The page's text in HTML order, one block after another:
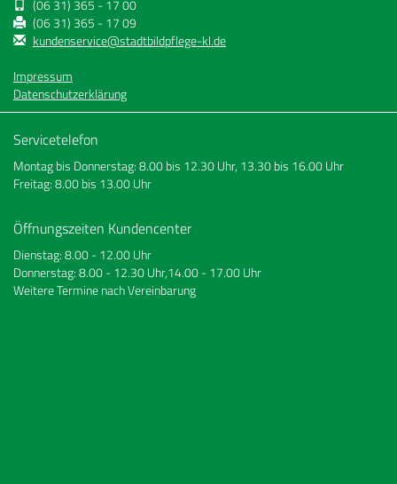
(06 31) 365 - 17 00
(06 31) 365 - 17 09
kundenservice@stadtbildpflege-kl.de
Impressum
Datenschutzerklärung
Servicetelefon
Montag bis Donnerstag: 8.00 bis 12.30 Uhr, 13.30 bis 16.00 Uhr
Freitag: 8.00 bis 13.00 Uhr
Öffnungszeiten Kundencenter
Dienstag: 8.00 - 12.00 Uhr
Donnerstag: 8.00 - 12.30 Uhr,14.00 - 17.00 Uhr
Weitere Termine nach Vereinbarung